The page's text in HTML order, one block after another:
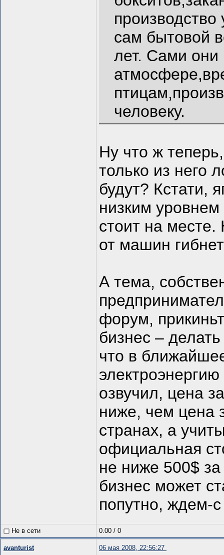
производство
сам бытовой
лет. Сами они
человеку.
Ну что ж
только из него
будут? Кстати,
низким
стоит на
от машин
А тема,
форум,
бизнес –
что в
озвучил, цена
ниже, чем цена
странах, а
официальная
не ниже 500$
бизнес может
попутно, ждем-
Не в сети 0.00 / 0
avanturist 06 мая 2008, 22:56:27